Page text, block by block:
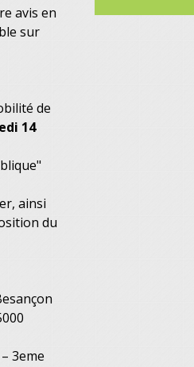
avis en
sur
de
14
ainsi
du
3eme